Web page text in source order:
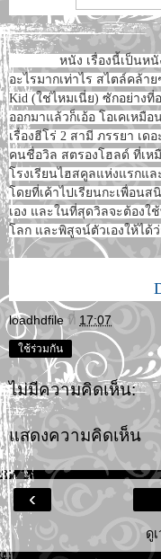
หนัง เรื่องนี้เป็นหนังแน
อะไรมากเท่าไร สไตล์คล้าย
Kid (ใช่ไหมเนี่ย) ซักอย่างที่
ออกมาแล้วก็เอ้อ โอเคเหมื
เรื่องฮีโร่ 2 สามี ภรรยา เด
คนชื่อวิล สตรองโฮลด์ ที่เหมื
โรงเรียนไฮสคูลแห่งแรกแ
โดยที่เค้าไปเรียนกะเพื่อน
เอง และในที่สุดวิลจะต้องใ
โลก และพิสูจน์ตัวเองให้ได้
loadhdfile ที่ 17:07
ใช้ร่วมกัน
ไม่มีความคิดเห็น:
แสดงความคิดเห็น
‹
ดู